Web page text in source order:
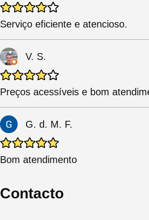
Serviço eficiente e atencioso.
V. S.
Preços acessíveis e bom
G. d. M. F.
Bom atendimento
Contacto